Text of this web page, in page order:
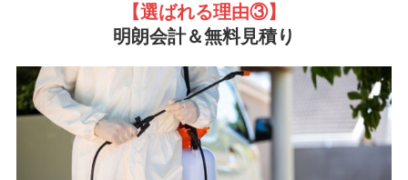
【選ばれる理由③】
明朗会計＆無料見積り